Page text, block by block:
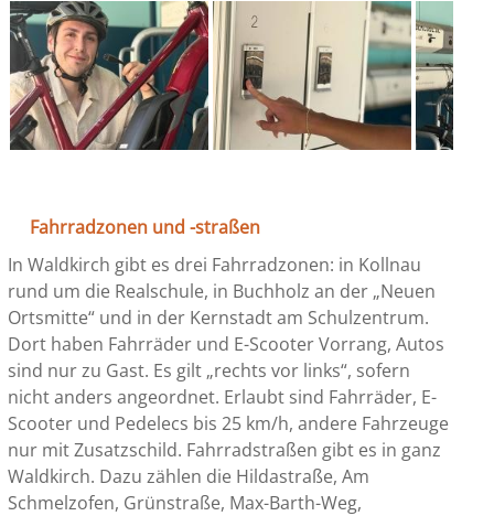
Fahrradzonen und -straßen
In Waldkirch gibt es drei Fahrradzonen: in Kollnau
rund um die Realschule, in Buchholz an der „Neuen
Ortsmitte“ und in der Kernstadt am Schulzentrum.
Dort haben Fahrräder und E-Scooter Vorrang, Autos
sind nur zu Gast. Es gilt „rechts vor links“, sofern
nicht anders angeordnet. Erlaubt sind Fahrräder, E-
Scooter und Pedelecs bis 25 km/h, andere Fahrzeuge
nur mit Zusatzschild. Fahrradstraßen gibt es in ganz
Waldkirch. Dazu zählen die Hildastraße, Am
Schmelzofen, Grünstraße, Max-Barth-Weg,